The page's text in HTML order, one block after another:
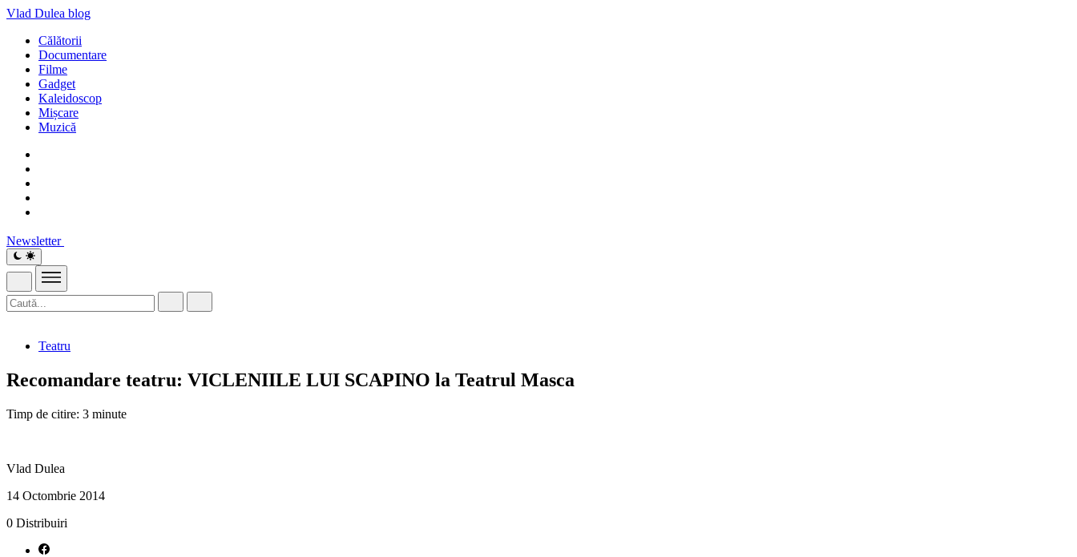
Vlad Dulea blog
Călătorii
Documentare
Filme
Gadget
Kaleidoscop
Mișcare
Muzică
Newsletter
Teatru
Recomandare teatru: VICLENIILE LUI SCAPINO la Teatrul Masca
Timp de citire: 3 minute
Vlad Dulea
14 Octombrie 2014
0 Distribuiri